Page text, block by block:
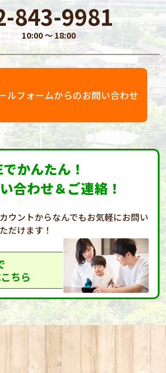
843-9981
10:00 〜 18:00
ルフォームからのお問い合わせ
かんたん！
合わせ＆ご連絡！
ウントからなんでもお気軽にお問い
だけます！
ちら